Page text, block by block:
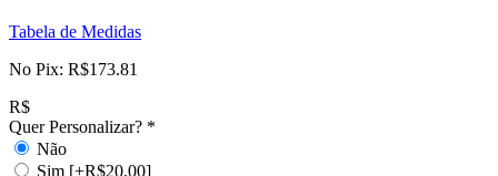
Tabela de Medidas
No Pix: R$173.81
R$
Quer Personalizar? *
Não
Sim [+R$20.00]